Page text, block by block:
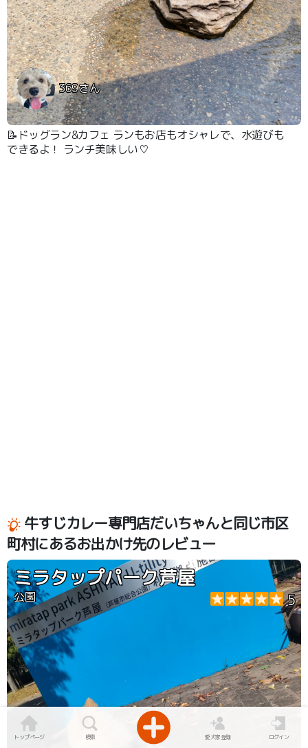
369さん
📝ドッグラン&カフェ ランもお店もオシャレで、水遊びも
できるよ！ ランチ美味しい♡
牛すじカレー専門店だいちゃんと同じ市区
町村にあるお出かけ先のレビュー
ミラタップパーク芦屋
公園 5
トップページ 検索 愛犬家登録 ログイン